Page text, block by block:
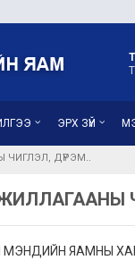
ЭРХ ЗҮЙ
ЧИГЛЭЛ, ДҮРЭМ
МЭНДИЙН ЯАМНЫ